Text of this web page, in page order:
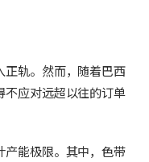
正轨。然而，随着巴西
不应对远超以往的订单
产能极限。其中，色带